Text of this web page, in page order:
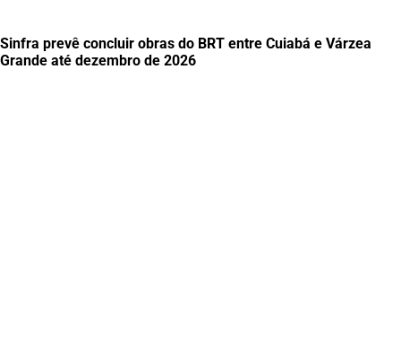
Sinfra prevê concluir obras do BRT entre Cuiabá e Várzea
Grande até dezembro de 2026